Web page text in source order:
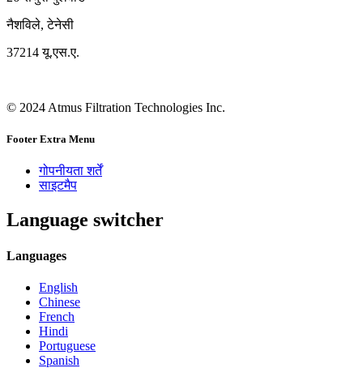
नैशविले, टेनेसी
37214 यू.एस.ए.
© 2024 Atmus Filtration Technologies Inc.
Footer Extra Menu
गोपनीयता शर्तें
साइटमैप
Language switcher
Languages
English
Chinese
French
Hindi
Portuguese
Spanish